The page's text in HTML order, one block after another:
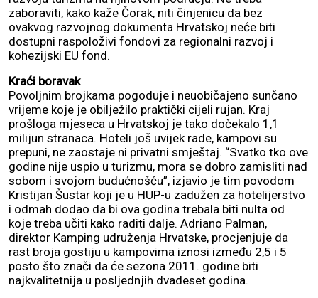
zaboraviti, kako kaže Čorak, niti činjenicu da bez
ovakvog razvojnog dokumenta Hrvatskoj neće biti
dostupni raspoloživi fondovi za regionalni razvoj i
kohezijski EU fond.
Kraći boravak
Povoljnim brojkama pogoduje i neuobičajeno sunčano
vrijeme koje je obilježilo praktički cijeli rujan. Kraj
prošloga mjeseca u Hrvatskoj je tako dočekalo 1,1
milijun stranaca. Hoteli još uvijek rade, kampovi su
prepuni, ne zaostaje ni privatni smještaj. “Svatko tko ove
godine nije uspio u turizmu, mora se dobro zamisliti nad
sobom i svojom budućnošću”, izjavio je tim povodom
Kristijan Šustar koji je u HUP-u zadužen za hotelijerstvo
i odmah dodao da bi ova godina trebala biti nulta od
koje treba učiti kako raditi dalje. Adriano Palman,
direktor Kamping udruženja Hrvatske, procjenjuje da
rast broja gostiju u kampovima iznosi između 2,5 i 5
posto što znači da će sezona 2011. godine biti
najkvalitetnija u posljednjih dvadeset godina.